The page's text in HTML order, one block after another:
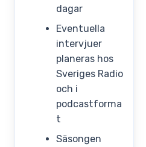
dagar
Eventuella
intervjuer
planeras hos
Sveriges Radio
och i
podcastforma
t
Säsongen